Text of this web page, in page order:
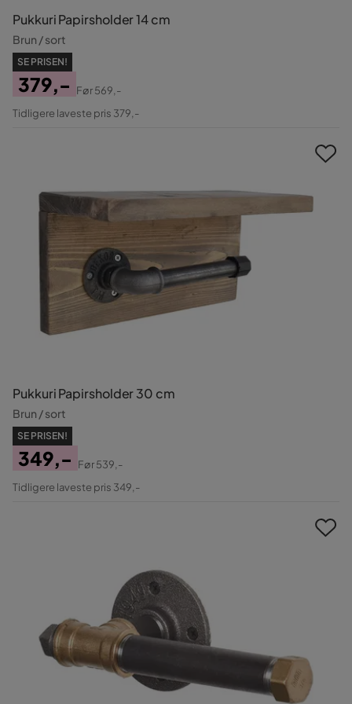
Pukkuri Papirsholder 14 cm
Brun / sort
SE PRISEN!
Pris
379,-
Original
Før569,-
Tidligere laveste pris 379,-
Pukkuri Papirsholder 30 cm
Brun / sort
SE PRISEN!
Pris
349,-
Original
Før539,-
Tidligere laveste pris 349,-